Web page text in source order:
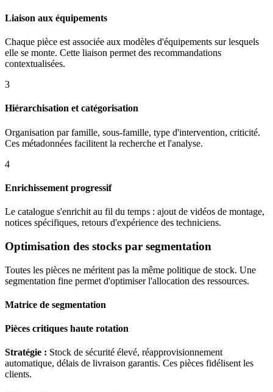
Liaison aux équipements
Chaque pièce est associée aux modèles d'équipements sur lesquels
elle se monte. Cette liaison permet des recommandations
contextualisées.
3
Hiérarchisation et catégorisation
Organisation par famille, sous-famille, type d'intervention, criticité.
Ces métadonnées facilitent la recherche et l'analyse.
4
Enrichissement progressif
Le catalogue s'enrichit au fil du temps : ajout de vidéos de montage,
notices spécifiques, retours d'expérience des techniciens.
Optimisation des stocks par segmentation
Toutes les pièces ne méritent pas la même politique de stock. Une
segmentation fine permet d'optimiser l'allocation des ressources.
Matrice de segmentation
Pièces critiques haute rotation
Stratégie : Stock de sécurité élevé, réapprovisionnement
automatique, délais de livraison garantis. Ces pièces fidélisent les
clients.